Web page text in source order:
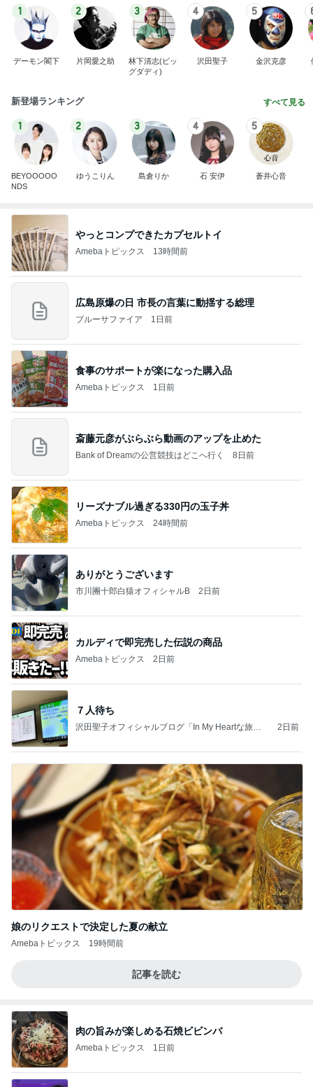
1
デーモン閣下
2
片岡愛之助
3
林下清志(ビッ
グダディ)
4
沢田聖子
5
金沢克彦
新登場ランキング すべて見る
1
BEYOOOOO
NDS
2
ゆうこりん
3
島倉りか
4
石 安伊
5
蒼井心音
やっとコンプできたカプセルトイ
Amebaトピックス 13時間前
広島原爆の日 市長の言葉に動揺する総理
ブルーサファイア 1日前
食事のサポートが楽になった購入品
Amebaトピックス 1日前
斎藤元彦がぶらぶら動画のアップを止めた
Bank of Dreamの公営競技はどこへ行く 8日前
リーズナブル過ぎる330円の玉子丼
Amebaトピックス 24時間前
ありがとうございます
市川團十郎白猿オフィシャルB 2日前
カルディで即完売した伝説の商品
Amebaトピックス 2日前
７人待ち
沢田聖子オフィシャルブログ「In My Heartな旅日
2日前
娘のリクエストで決定した夏の献立
Amebaトピックス 19時間前
記事を読む
肉の旨みが楽しめる石焼ビビンバ
Amebaトピックス 1日前